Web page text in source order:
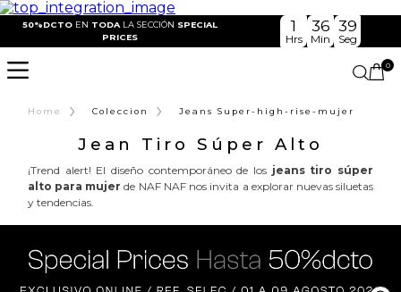
50%DCTO EN TODA LA SECCIÓN SPECIAL
PRICES
1
Hrs
36
Min
38
Seg
0
Home › Coleccion › Jeans Super-high-rise-mujer
Jean Tiro Súper Alto
¡Trend alert! El diseño contemporáneo de los jeans tiro súper
alto para mujer de NAF NAF nos invita a explorar nuevas siluetas
y tendencias.